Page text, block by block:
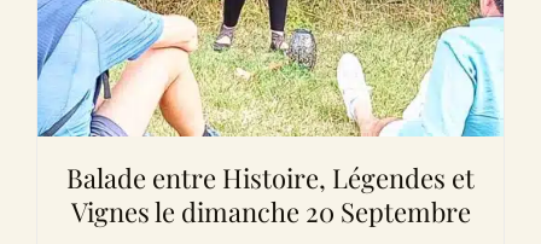
Balade entre Histoire, Légendes et
Vignes le dimanche 20 Septembre